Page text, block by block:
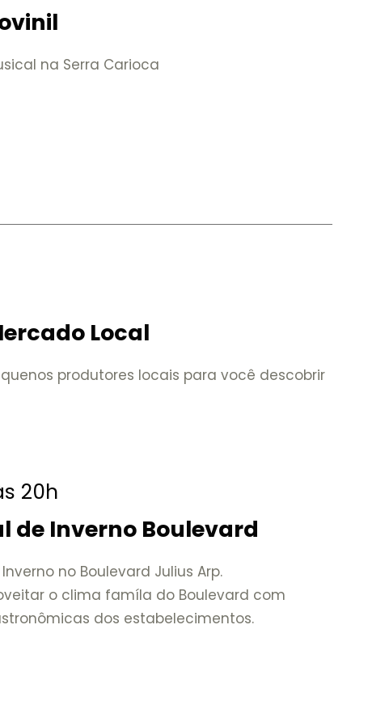
na Serra Carioca
Local
produtores locais para você descobrir
20h
de Inverno Boulevard
no Boulevard Julius Arp.
o clima famíla do Boulevard com
dos estabelecimentos.